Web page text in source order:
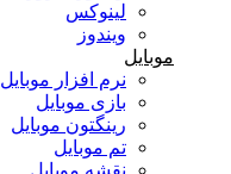
لینوکس
ویندوز
موبایل
نرم افزار موبایل
بازی موبایل
رینگتون موبایل
تم موبایل
نقشه موبایل